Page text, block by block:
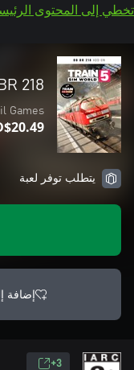
تخطي إلى المحتوى
218
Games
يتطلب توفر لعبة
إضافة
3+